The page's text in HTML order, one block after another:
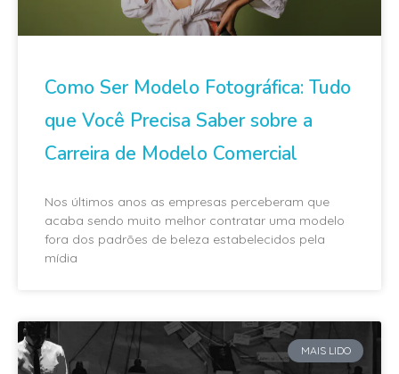
Como Ser Modelo Fotográfica: Tudo
que Você Precisa Saber sobre a
Carreira de Modelo Comercial
Nos últimos anos as empresas perceberam que
acaba sendo muito melhor contratar uma modelo
fora dos padrões de beleza estabelecidos pela
mídia
MAIS LIDO